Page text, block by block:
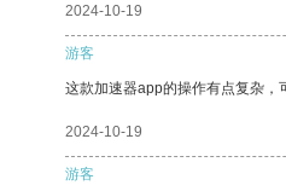
2024-10-19
游客
这款加速器app的操作有点复杂，
2024-10-19
游客